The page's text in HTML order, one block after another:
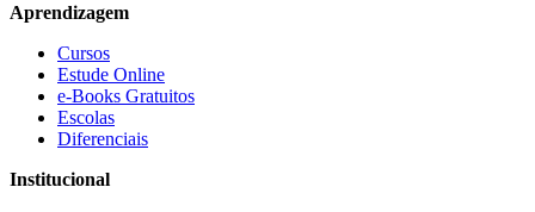
Aprendizagem
Cursos
Estude Online
e-Books Gratuitos
Escolas
Diferenciais
Institucional